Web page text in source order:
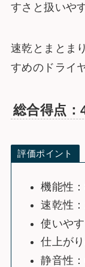
すさと扱いや
速乾とまとま
すめのドライ
総合得点：
評価ポイント
機能性
速乾性
使いや
仕上が
静音性